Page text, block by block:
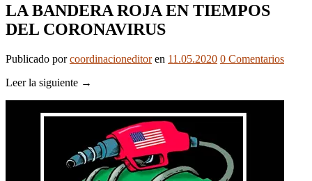
LA BANDERA ROJA EN TIEMPOS
DEL CORONAVIRUS
Publicado porcoordinacioneditor en 11.05.2020 0 Comentarios
Leer la siguiente →